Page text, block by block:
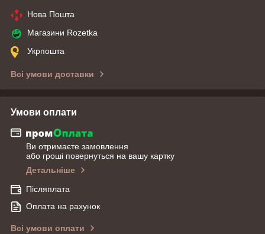
Нова Пошта
Магазини Rozetka
Укрпошта
Всі умови доставки
Умови оплати
Ви отримаєте замовлення
або гроші повернуться на вашу картку
Детальніше
Післяплата
Оплата на рахунок
Всі умови оплати